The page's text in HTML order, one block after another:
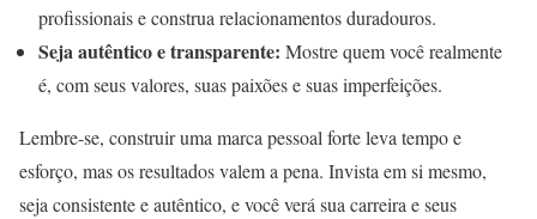
profissionais e construa relacionamentos duradouros.
Seja autêntico e transparente: Mostre quem você realmente
é, com seus valores, suas paixões e suas imperfeições.
Lembre-se, construir uma marca pessoal forte leva tempo e
esforço, mas os resultados valem a pena. Invista em si mesmo,
seja consistente e autêntico, e você verá sua carreira e seus